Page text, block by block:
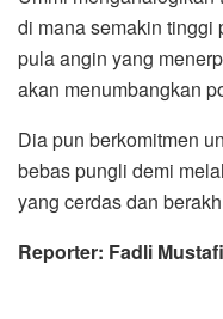
di mana semakin tinggi
pula angin yang
akan menumbangkan
Dia pun berkomitmen
bebas pungli demi
yang cerdas dan
Reporter: Fadli